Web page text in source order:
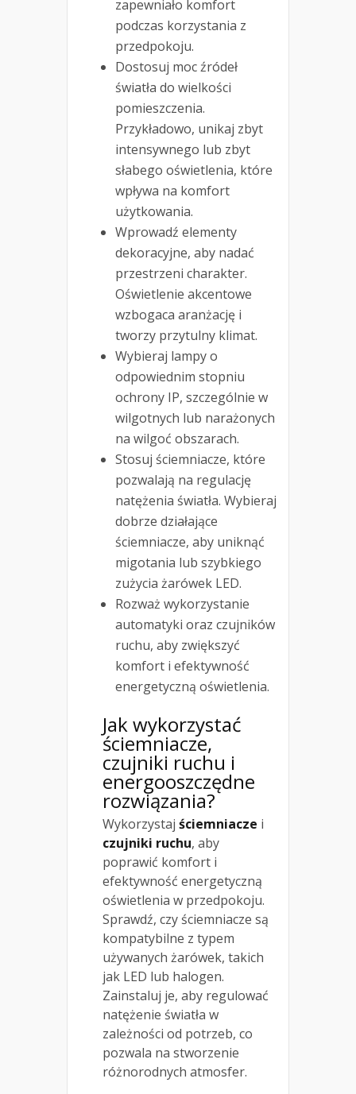
zapewniało komfort
podczas korzystania z
przedpokoju.
Dostosuj moc źródeł
światła do wielkości
pomieszczenia.
Przykładowo, unikaj zbyt
intensywnego lub zbyt
słabego oświetlenia, które
wpływa na komfort
użytkowania.
Wprowadź elementy
dekoracyjne, aby nadać
przestrzeni charakter.
Oświetlenie akcentowe
wzbogaca aranżację i
tworzy przytulny klimat.
Wybieraj lampy o
odpowiednim stopniu
ochrony IP, szczególnie w
wilgotnych lub narażonych
na wilgoć obszarach.
Stosuj ściemniacze, które
pozwalają na regulację
natężenia światła. Wybieraj
dobrze działające
ściemniacze, aby uniknąć
migotania lub szybkiego
zużycia żarówek LED.
Rozważ wykorzystanie
automatyki oraz czujników
ruchu, aby zwiększyć
komfort i efektywność
energetyczną oświetlenia.
Jak wykorzystać
ściemniacze,
czujniki ruchu i
energooszczędne
rozwiązania?
Wykorzystaj ściemniacze i
czujniki ruchu, aby
poprawić komfort i
efektywność energetyczną
oświetlenia w przedpokoju.
Sprawdź, czy ściemniacze są
kompatybilne z typem
używanych żarówek, takich
jak LED lub halogen.
Zainstaluj je, aby regulować
natężenie światła w
zależności od potrzeb, co
pozwala na stworzenie
różnorodnych atmosfer.